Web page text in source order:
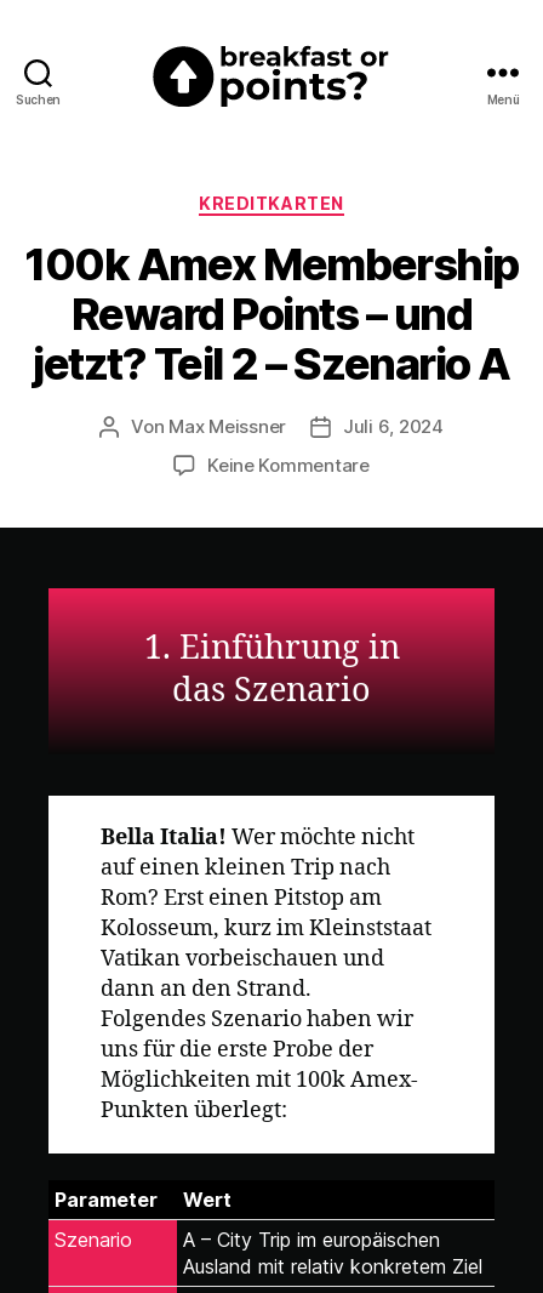
Suchen Menü
Kategorien
KREDITKARTEN
100k Amex Membership
Reward Points – und
jetzt? Teil 2 – Szenario A
Beitragsautor
Von Max Meissner Beitragsdatum
Juli 6, 2024
Keine Kommentarezu
und
Teil
1. Einführung in
das Szenario
Bella Italia! Wer möchte nicht
auf einen kleinen Trip nach
Rom? Erst einen Pitstop am
Kolosseum, kurz im Kleinststaat
Vatikan vorbeischauen und
dann an den Strand.
Folgendes Szenario haben wir
uns für die erste Probe der
Möglichkeiten mit 100k Amex-
Punkten überlegt:
Parameter
Wert
Szenario
A – City Trip im europäischen
Ausland mit relativ konkretem Ziel